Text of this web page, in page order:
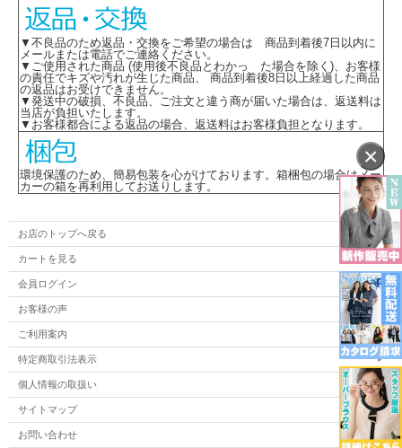
×
▼不良品のため返品・交換をご希望の場合は 商品到着後7日以内に
メールまたは電話でご連絡ください。
▼ご使用された商品 (使用後不良品とわかっ た場合を除く)、お客様
の責任でキズや汚れが生じた商品、 商品到着後8日以上経過した商品
の返品はお受けできません。
▼発送中の破損、不良品、ご注文と違う商が届いた場合は、返送料は
当店が負担いたします。
▼お客様都合による返品の場合、返送料はお客様負担となります。
環境保護のため、簡易包装を心がけております。箱梱包の場合はメー
カーの箱を再利用してお送りします。
お店のトップへ戻る
カートを見る
会員ログイン
お客様の声
ご利用案内
特定商取引法表示
個人情報の取扱い
サイトマップ
お問い合わせ